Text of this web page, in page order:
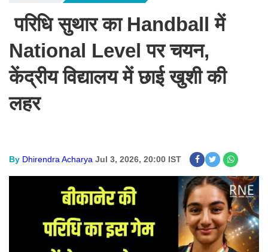
परिधि सुथार का Handball में
National Level पर चयन,
केंद्रीय विद्यालय में छाई खुशी की
लहर
By Dhirendra Acharya Jul 3, 2026, 20:00 IST